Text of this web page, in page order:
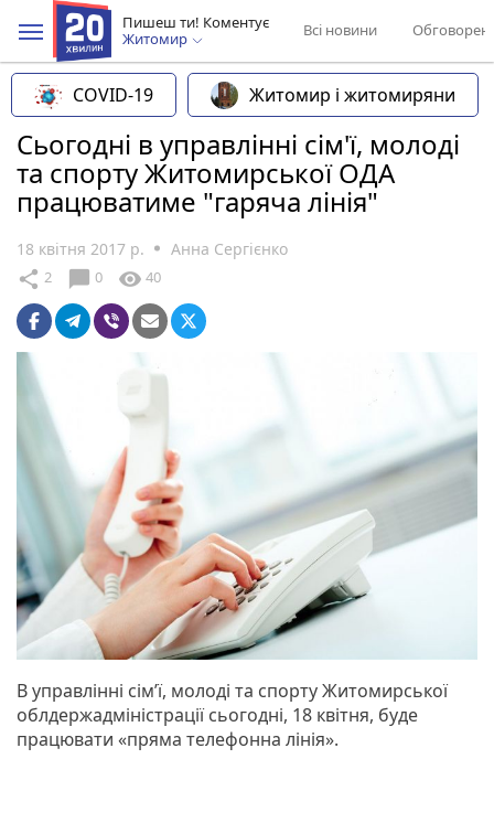
Пишеш ти! Коментує
Житомир
Всі новини
COVID-19 Житомир і житомиряни
Сьогодні в управлінні сім'ї, молоді
та спорту Житомирської ОДА
працюватиме "гаряча лінія"
18 квітня 2017 р. Анна Сергієнко
share 2 chat_bubble 0 visibility 40
В управлінні сім’ї, молоді та спорту Житомирської
облдержадміністрації сьогодні, 18 квітня, буде
працювати «пряма телефонна лінія».